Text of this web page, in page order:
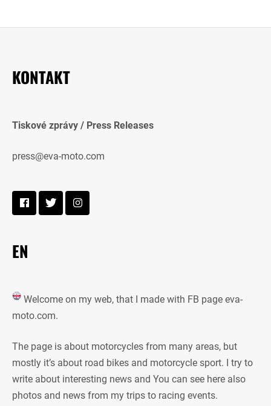
KONTAKT
Tiskové zprávy / Press Releases
press@eva-moto.com
EN
Welcome on my web, that I made with FB page eva-
moto.com.
The page is about motorcycles from many areas, but
mostly it’s about road bikes and motorcycle sport. I try to
write about interesting news and You can see here also
photos and news from my trips to racing events.